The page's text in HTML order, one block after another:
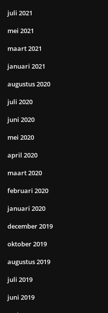
juli 2021
mei 2021
maart 2021
januari 2021
augustus 2020
juli 2020
juni 2020
mei 2020
april 2020
maart 2020
februari 2020
januari 2020
december 2019
oktober 2019
augustus 2019
juli 2019
juni 2019